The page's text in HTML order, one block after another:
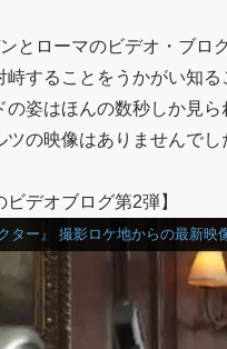
とローマのビデオ・ブロ
峙することをうかがい知
の姿はほんの数秒しか見
ツの映像はありませんでし
ビデオブログ第2弾】
ター』 撮影ロケ地からの最新